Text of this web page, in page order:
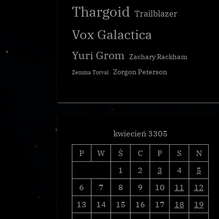
Thargoid Trailblazer
Vox Galactica
Yuri Grom Zachary Rackham
Zemina Torval Zorgon Peterson
kwiecień 3305
P
W Ś C P S
N
1
2 3 4
5
6
7 8 9 10 11
12
13
14 15 16 17 18
19